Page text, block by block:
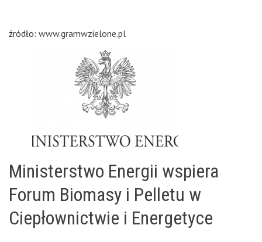
źródło: www.gramwzielone.pl
Ministerstwo Energii wspiera
Forum Biomasy i Pelletu w
Ciepłownictwie i Energetyce